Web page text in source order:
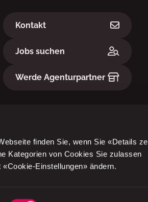
finden Sie, wenn Sie «Details
Kategorien von Cookies Sie zulassen
Einstellungen» ändern.
Kontakt
Jobs suchen
Werde Agenturpartner
Datenschutz